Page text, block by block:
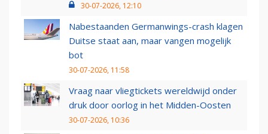
30-07-2026, 12:10
Nabestaanden Germanwings-crash klagen
Duitse staat aan, maar vangen mogelijk
bot
30-07-2026, 11:58
Vraag naar vliegtickets wereldwijd onder
druk door oorlog in het Midden-Oosten
30-07-2026, 10:36